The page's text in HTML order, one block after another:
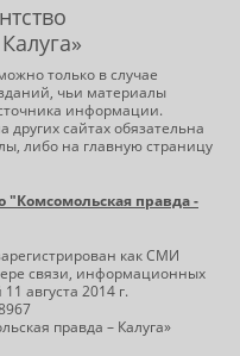
только в случае
чьи материалы
информации.
сайтах обязательна
либо на главную страницу
правда -
как СМИ
связи, информационных
августа 2014 г.
правда – Калуга»